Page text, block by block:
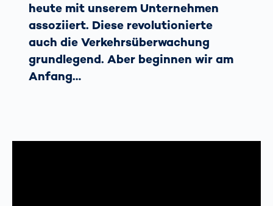
heute mit unserem Unternehmen
assoziiert. Diese revolutionierte
auch die Verkehrsüberwachung
grundlegend. Aber beginnen wir am
Anfang…